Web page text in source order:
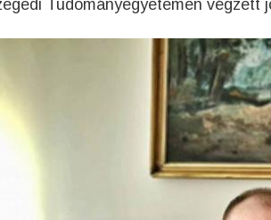
Tudományegyetemen végzett